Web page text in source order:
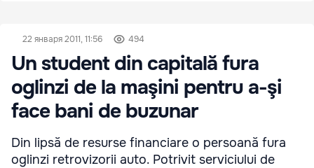
22 января 2011, 11:56 494
Un student din capitală fura
oglinzi de la maşini pentru a-şi
face bani de buzunar
Din lipsă de resurse financiare o persoană fura
oglinzi retrovizorii auto. Potrivit serviciului de